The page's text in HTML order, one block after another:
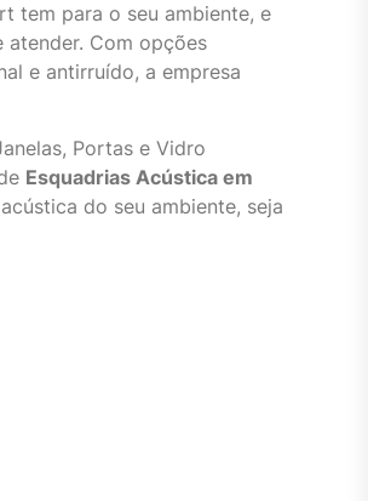
tem para o seu ambiente, e
Com opções
e antirruído, a empresa
Portas e Vidro
Esquadrias Acústica em
do seu ambiente, seja